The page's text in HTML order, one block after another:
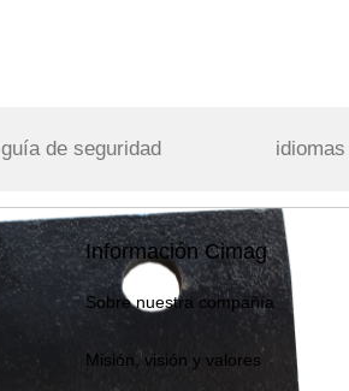
guía de seguridad idiomas
Información Cimag
Sobre nuestra compañía
Misión, visión y valores